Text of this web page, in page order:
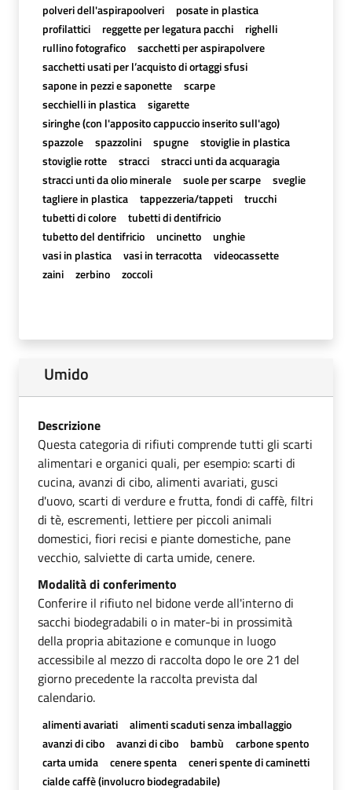
polveri dell'aspirapoolveri
posate in plastica
profilattici
reggette per legatura pacchi
righelli
rullino fotografico
sacchetti per aspirapolvere
sacchetti usati per l’acquisto di ortaggi sfusi
sapone in pezzi e saponette
scarpe
secchielli in plastica
sigarette
siringhe (con l'apposito cappuccio inserito sull'ago)
spazzole
spazzolini spugne
stoviglie in plastica
stoviglie rotte
stracci
stracci unti da acquaragia
stracci unti da olio minerale
suole per scarpe
sveglie
tagliere in plastica
tappezzeria/tappeti
trucchi
tubetti di colore
tubetti di dentifricio
tubetto del dentifricio
uncinetto
unghie
vasi in plastica
vasi in terracotta
videocassette
zaini
zerbino zoccoli
Umido
Descrizione
Questa categoria di rifiuti comprende tutti gli scarti
alimentari e organici quali, per esempio: scarti di
cucina, avanzi di cibo, alimenti avariati, gusci
d'uovo, scarti di verdure e frutta, fondi di caffè, filtri
di tè, escrementi, lettiere per piccoli animali
domestici, fiori recisi e piante domestiche, pane
vecchio, salviette di carta umide, cenere.
Modalità di conferimento
Conferire il rifiuto nel bidone verde all'interno di
sacchi biodegradabili o in mater-bi in prossimità
della propria abitazione e comunque in luogo
accessibile al mezzo di raccolta dopo le ore 21 del
giorno precedente la raccolta prevista dal
calendario.
alimenti avariati
alimenti scaduti senza imballaggio
avanzi di cibo
avanzi di cibo bambù
carbone spento
carta umida
cenere spenta
ceneri spente di caminetti
cialde caffè (involucro biodegradabile)